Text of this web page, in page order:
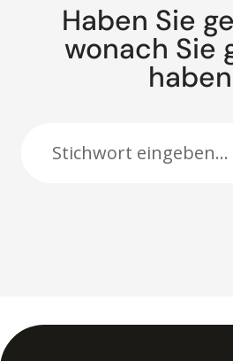
Haben Sie
wonach Sie